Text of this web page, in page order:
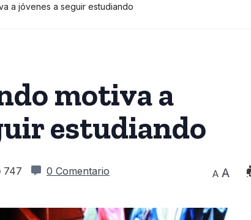
a jóvenes a seguir estudiando
motiva a
estudiando
747 0 Comentario A A